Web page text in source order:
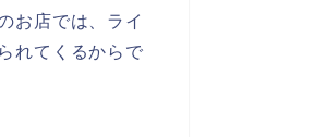
お店では、ライ
れてくるからで